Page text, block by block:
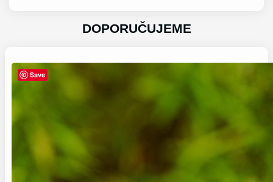
DOPORUČUJEME
Save